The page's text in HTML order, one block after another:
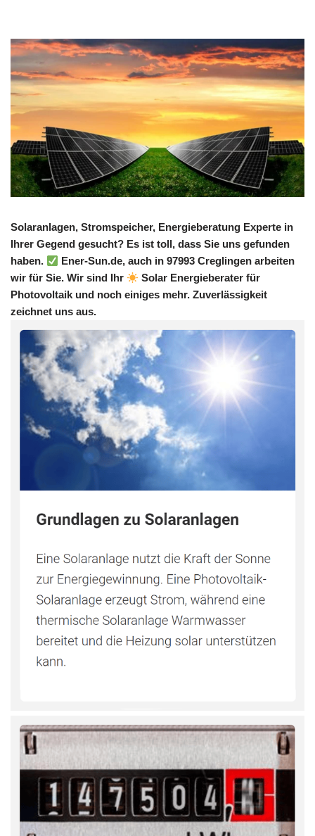
Solaranlagen, Stromspeicher, Energieberatung Experte in
Ihrer Gegend gesucht? Es ist toll, dass Sie uns gefunden
haben.
Ener-Sun.de, auch in 97993 Creglingen arbeiten
wir für Sie. Wir sind Ihr
Solar Energieberater für
Photovoltaik und noch einiges mehr. Zuverlässigkeit
zeichnet uns aus.